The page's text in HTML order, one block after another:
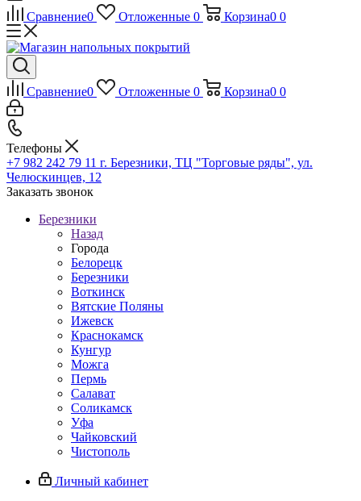
Сравнение0 Отложенные 0 Корзина0 0
Сравнение0 Отложенные 0 Корзина0 0
Телефоны
+7 982 242 79 11 г. Березники, ТЦ "Торговые ряды", ул.
Челюскинцев, 12
Заказать звонок
Березники
Назад
Города
Белорецк
Березники
Воткинск
Вятские Поляны
Ижевск
Краснокамск
Кунгур
Можга
Пермь
Салават
Соликамск
Уфа
Чайковский
Чистополь
Личный кабинет